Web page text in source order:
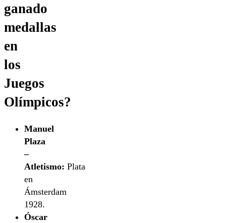
ganado
medallas
en
los
Juegos
Olímpicos?
Manuel
Plaza
–
Atletismo: Plata
en
Ámsterdam
1928.
Óscar